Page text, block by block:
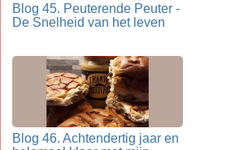
Blog 45. Peuterende Peuter -
De Snelheid van het leven
Blog 46. Achtendertig jaar en